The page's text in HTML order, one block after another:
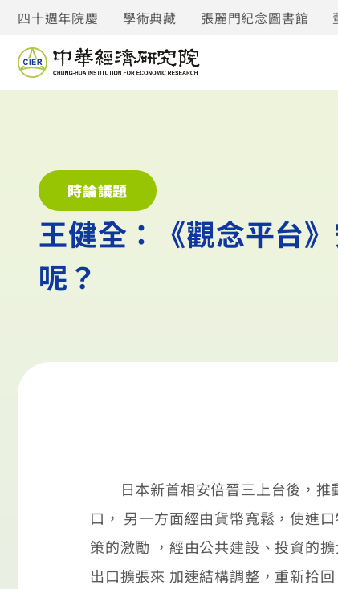
四十週年院慶 學術典藏 張麗門紀念圖書館
時論議題
王健全：《觀念平台
呢？
日本新首相安倍晉三上台後，推
口， 另一方面經由貨幣寬鬆，使進
策的激勵 ，經由公共建設、投資的
出口擴張來 加速結構調整，重新拾